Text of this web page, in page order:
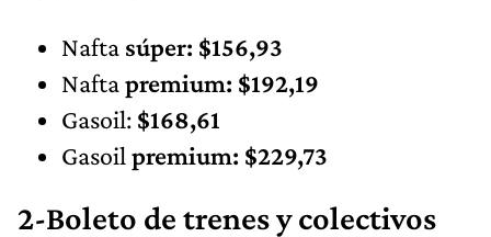
Nafta súper: $156,93
Naftapremium: $192,19
Gasoil: $168,61
Gasoil premium: $229,73
2-Boleto de trenes y colectivos